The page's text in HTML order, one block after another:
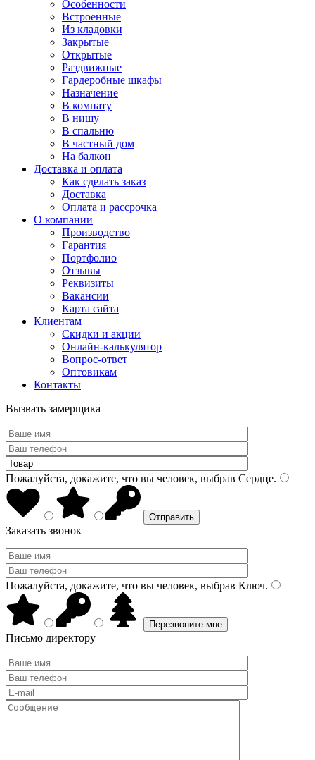
Особенности
Встроенные
Из кладовки
Закрытые
Открытые
Раздвижные
Гардеробные шкафы
Назначение
В комнату
В нишу
В спальню
В частный дом
На балкон
Доставка и оплата
Как сделать заказ
Доставка
Оплата и рассрочка
О компании
Производство
Гарантия
Портфолио
Отзывы
Реквизиты
Вакансии
Карта сайта
Клиентам
Скидки и акции
Онлайн-калькулятор
Вопрос-ответ
Оптовикам
Контакты
Вызвать замерщика
Пожалуйста, докажите, что вы человек, выбрав Сердце.
Заказать звонок
Пожалуйста, докажите, что вы человек, выбрав Ключ.
Письмо директору